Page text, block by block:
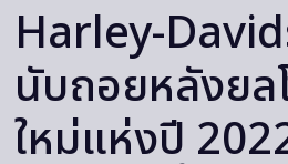
Harley-
นับถอยหลังย
ใหม่แห่งปี